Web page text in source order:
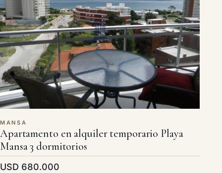
MANSA
Apartamento en alquiler temporario Playa
Mansa 3 dormitorios
USD 680.000